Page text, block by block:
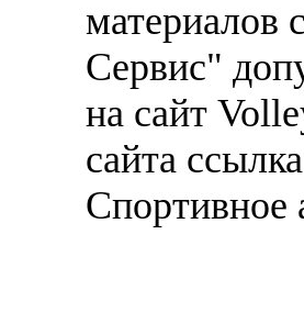
материалов
Сервис"
на сайт
сайта
Спортивное